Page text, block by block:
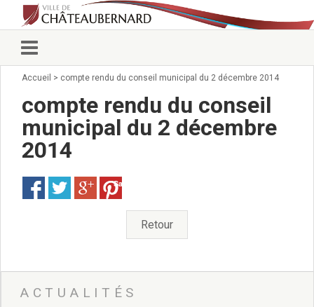
Vie municipale
Conseillers municipaux
Commissions 2026
Services municipaux
Organigramme
Pour venir nous voir
État civil/élections/formalités
Affaires Scolaires
Accueil > compte rendu du conseil municipal du 2 décembre 2014
compte rendu du conseil
municipal du 2 décembre
2014
Save
Retour
ACTUALITÉS